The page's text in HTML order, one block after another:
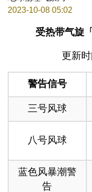
2023-10-08 05:02
受热带气旋
更新
警告信号
三号风球
八号风球
蓝色风暴潮警
告